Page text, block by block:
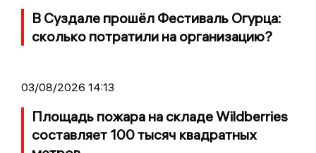
В Суздале прошёл Фестиваль Огурца:
сколько потратили на организацию?
03/08/2026 14:13
Площадь пожара на складе Wildberries
составляет 100 тысяч квадратных